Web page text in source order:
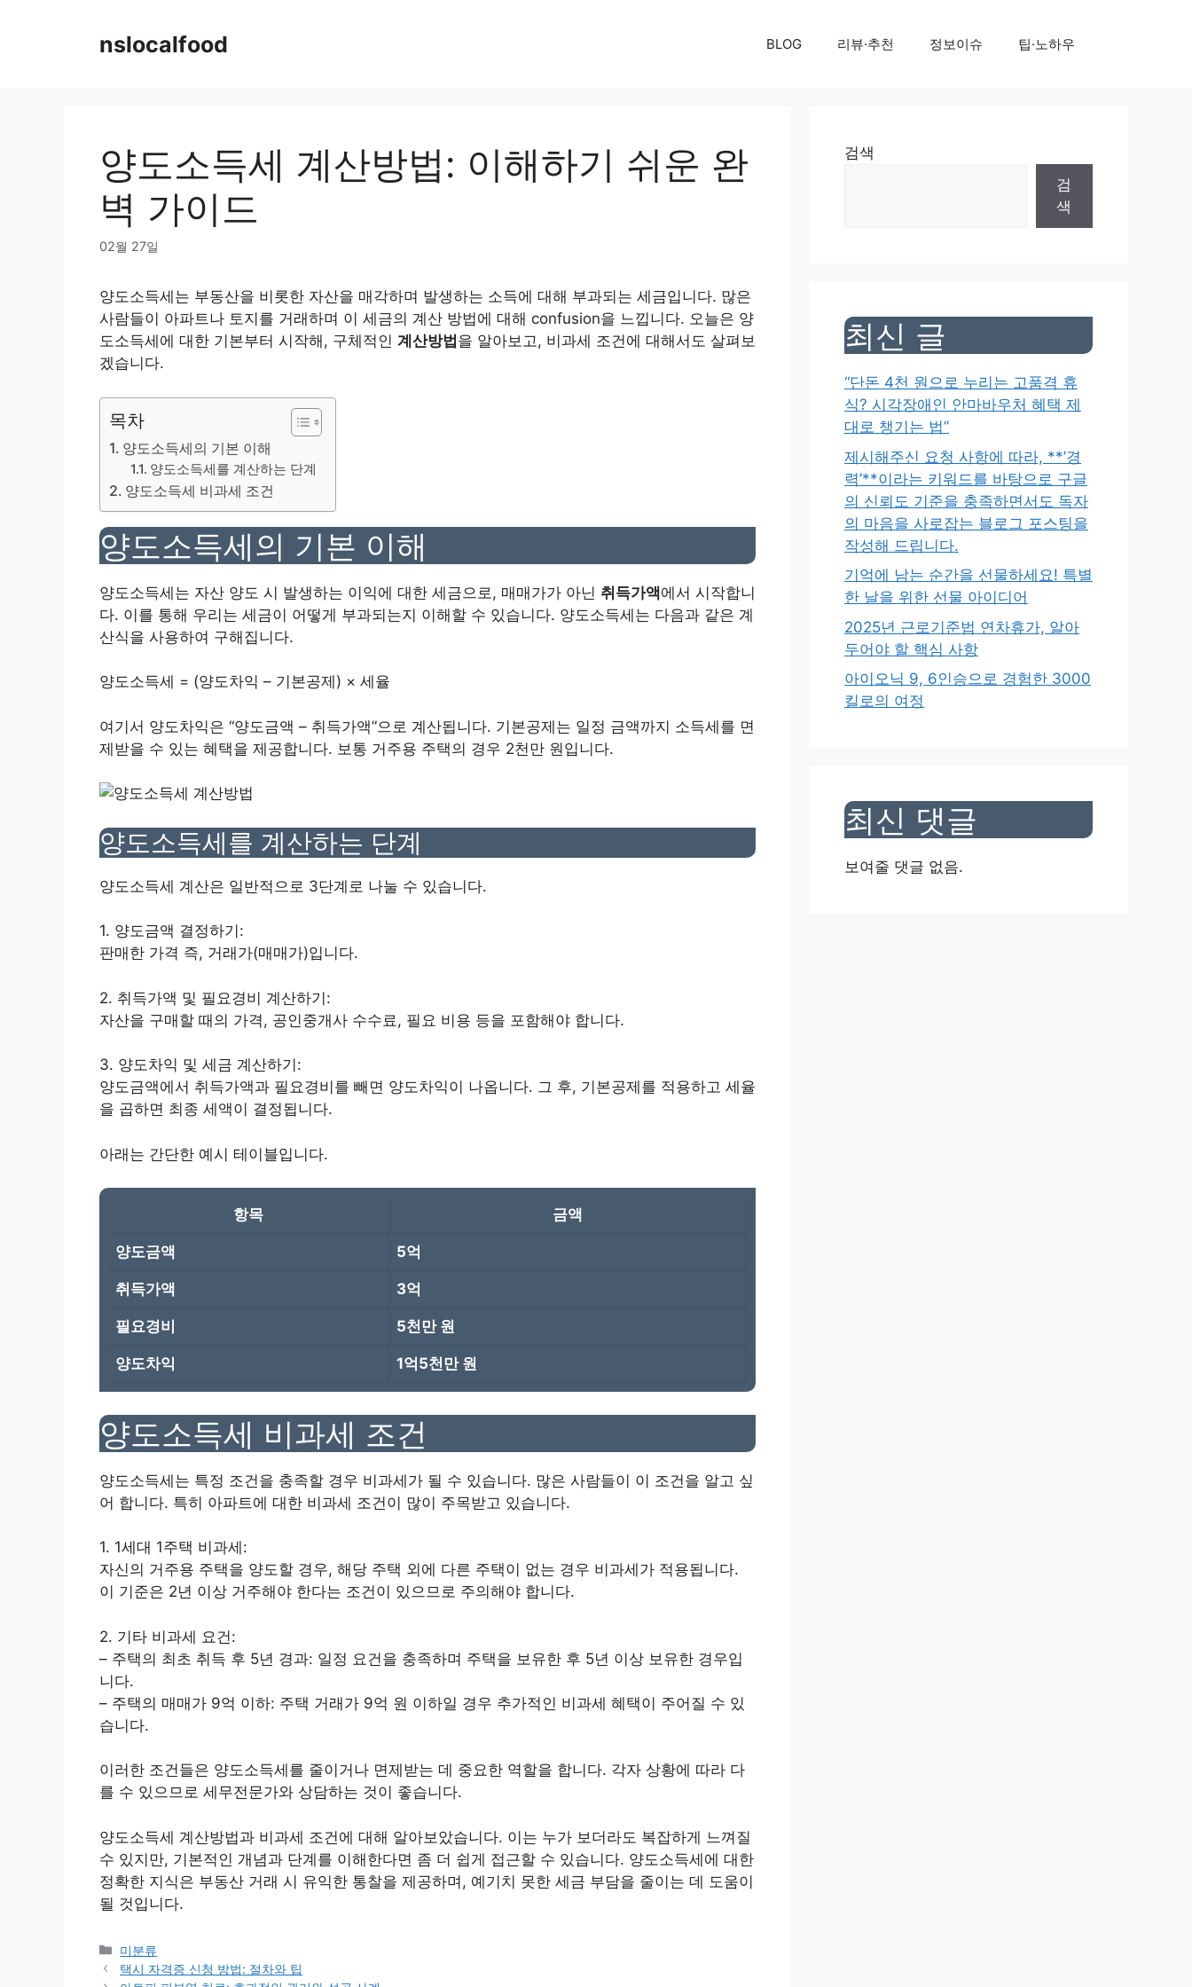
nslocalfood BLOG 리뷰·추천 정보이슈 팁·노하우
양도소득세 계산방법: 이해하기 쉬운 완
벽 가이드
02월 27일
양도소득세는 부동산을 비롯한 자산을 매각하며 발생하는 소득에 대해 부과되는 세금입니다. 많은
사람들이 아파트나 토지를 거래하며 이 세금의 계산 방법에 대해 confusion을 느낍니다. 오늘은 양
도소득세에 대한 기본부터 시작해, 구체적인 계산방법 을 알아보고, 비과세 조건에 대해서도 살펴보
겠습니다.
목차
양도소득세의 기본 이해
양도소득세를 계산하는 단계
양도소득세 비과세 조건
양도소득세의 기본 이해
양도소득세는 자산 양도 시 발생하는 이익에 대한 세금으로, 매매가가 아닌 취득가액에서 시작합니
다. 이를 통해 우리는 세금이 어떻게 부과되는지 이해할 수 있습니다. 양도소득세는 다음과 같은 계
산식을 사용하여 구해집니다.
양도소득세 = (양도차익 – 기본공제) × 세율
여기서 양도차익은 “양도금액 – 취득가액”으로 계산됩니다. 기본공제는 일정 금액까지 소득세를 면
제받을 수 있는 혜택을 제공합니다. 보통 거주용 주택의 경우 2천만 원입니다.
양도소득세를 계산하는 단계
양도소득세 계산은 일반적으로 3단계로 나눌 수 있습니다.
1. 양도금액 결정하기:
판매한 가격 즉, 거래가(매매가)입니다.
2. 취득가액 및 필요경비 계산하기:
자산을 구매할 때의 가격, 공인중개사 수수료, 필요 비용 등을 포함해야 합니다.
3. 양도차익 및 세금 계산하기:
양도금액에서 취득가액과 필요경비를 빼면 양도차익이 나옵니다. 그 후, 기본공제를 적용하고 세율
을 곱하면 최종 세액이 결정됩니다.
아래는 간단한 예시 테이블입니다.
항목 금액
양도금액 5억
취득가액 3억
필요경비 5천만 원
양도차익 1억5천만 원
양도소득세 비과세 조건
양도소득세는 특정 조건을 충족할 경우 비과세가 될 수 있습니다. 많은 사람들이 이 조건을 알고 싶
어 합니다. 특히 아파트에 대한 비과세 조건이 많이 주목받고 있습니다.
1. 1세대 1주택 비과세:
자신의 거주용 주택을 양도할 경우, 해당 주택 외에 다른 주택이 없는 경우 비과세가 적용됩니다.
이 기준은 2년 이상 거주해야 한다는 조건이 있으므로 주의해야 합니다.
2. 기타 비과세 요건:
– 주택의 최초 취득 후 5년 경과: 일정 요건을 충족하며 주택을 보유한 후 5년 이상 보유한 경우입
니다.
– 주택의 매매가 9억 이하: 주택 거래가 9억 원 이하일 경우 추가적인 비과세 혜택이 주어질 수 있
습니다.
이러한 조건들은 양도소득세를 줄이거나 면제받는 데 중요한 역할을 합니다. 각자 상황에 따라 다
를 수 있으므로 세무전문가와 상담하는 것이 좋습니다.
양도소득세 계산방법과 비과세 조건에 대해 알아보았습니다. 이는 누가 보더라도 복잡하게 느껴질
수 있지만, 기본적인 개념과 단계를 이해한다면 좀 더 쉽게 접근할 수 있습니다. 양도소득세에 대한
정확한 지식은 부동산 거래 시 유익한 통찰을 제공하며, 예기치 못한 세금 부담을 줄이는 데 도움이
될 것입니다.
Categories
미분류
택시 자격증 신청 방법: 절차와 팁
검색
검
색
최신 글
“단돈 4천 원으로 누리는 고품격 휴
식? 시각장애인 안마바우처 혜택 제
대로 챙기는 법”
제시해주신 요청 사항에 따라, **’경
력’**이라는 키워드를 바탕으로 구글
의 신뢰도 기준을 충족하면서도 독자
의 마음을 사로잡는 블로그 포스팅을
작성해 드립니다.
기억에 남는 순간을 선물하세요! 특별
한 날을 위한 선물 아이디어
2025년 근로기준법 연차휴가, 알아
두어야 할 핵심 사항
아이오닉 9, 6인승으로 경험한 3000
킬로의 여정
최신 댓글
보여줄 댓글 없음.